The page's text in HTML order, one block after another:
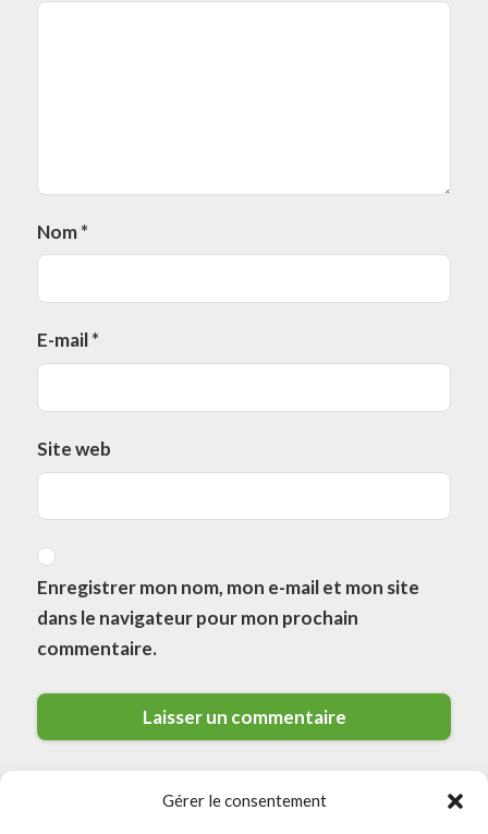
Gérer le consentement
Nom*
E-mail*
Site web
Enregistrer mon nom, mon e-mail et mon site
dans le navigateur pour mon prochain
commentaire.